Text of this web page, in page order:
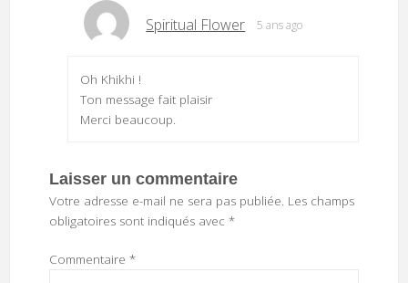
Spiritual Flower 5 ans ago
Oh Khikhi !
Ton message fait plaisir
Merci beaucoup.
Laisser un commentaire
Votre adresse e-mail ne sera pas publiée. Les champs
obligatoires sont indiqués avec *
Commentaire *